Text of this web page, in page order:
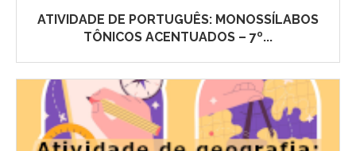
ATIVIDADE DE PORTUGUÊS: MONOSSÍLABOS
TÔNICOS ACENTUADOS – 7º...